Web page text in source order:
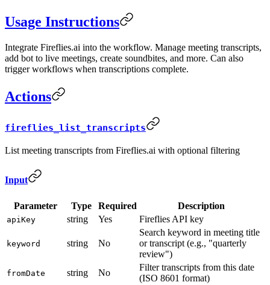
Usage Instructions
Integrate Fireflies.ai into the workflow. Manage meeting transcripts,
add bot to live meetings, create soundbites, and more. Can also
trigger workflows when transcriptions complete.
Actions
fireflies_list_transcripts
List meeting transcripts from Fireflies.ai with optional filtering
Input
Parameter Type Required Description
apiKey string Yes Fireflies API key
keyword string No
Search keyword in meeting title
or transcript (e.g., "quarterly
review")
fromDate string No
Filter transcripts from this date
(ISO 8601 format)